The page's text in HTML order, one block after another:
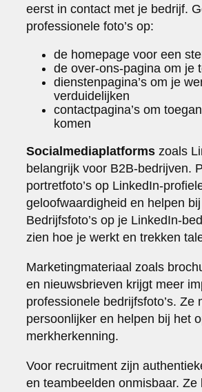
eerst in contact met je bedrijf.
professionele foto’s op:
de homepage voor een
de over-ons-pagina om je
dienstenpagina’s om je
verduidelijken
contactpagina’s om
komen
Socialmediaplatforms zoals
belangrijk voor B2B-bedrijven.
portretfoto’s op LinkedIn-
geloofwaardigheid en helpen
Bedrijfsfoto’s op je LinkedIn-
zien hoe je werkt en trekken
Marketingmateriaal zoals
en nieuwsbrieven krijgt meer
professionele bedrijfsfoto’s. Ze
persoonlijker en helpen bij het
merkherkenning.
Voor recruitment zijn
en teambeelden onmisbaar. Ze